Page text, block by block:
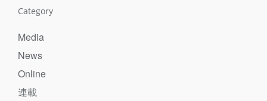
Category
Media
News
Online
連載